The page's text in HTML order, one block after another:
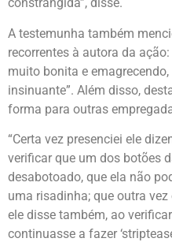
A testemunha também
recorrentes à autora da
muito bonita e
insinuante”. Além disso,
forma para outras
“Certa vez presenciei ele
verificar que um dos botões
desabotoado, que ela não
uma risadinha; que outra
ele disse também, ao
continuasse a fazer